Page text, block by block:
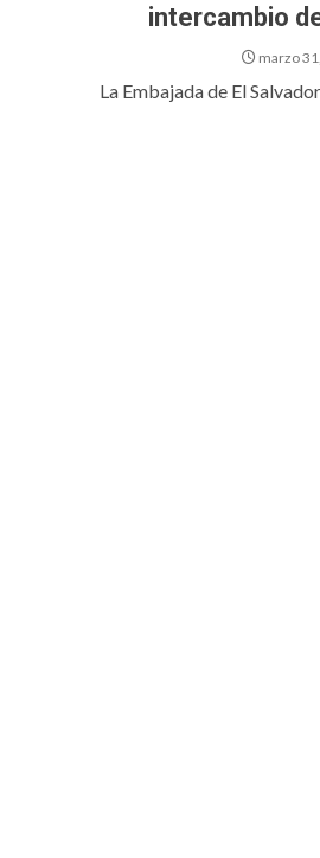
intercambio
marzo
La Embajada de El